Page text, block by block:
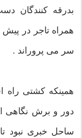
بدرقه کنندگان
همراه تاجر در
سر می پروراند .
همینکه کشتی راه
دور و برش نگاهی
ساحل خبری نبود